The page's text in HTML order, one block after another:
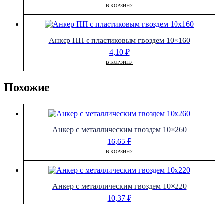
В КОРЗИНУ
Анкер ПП с пластиковым гвоздем 10×160
4,10 ₽
В КОРЗИНУ
Похожие
Анкер с металлическим гвоздем 10×260
16,65 ₽
В КОРЗИНУ
Анкер с металлическим гвоздем 10×220
10,37 ₽